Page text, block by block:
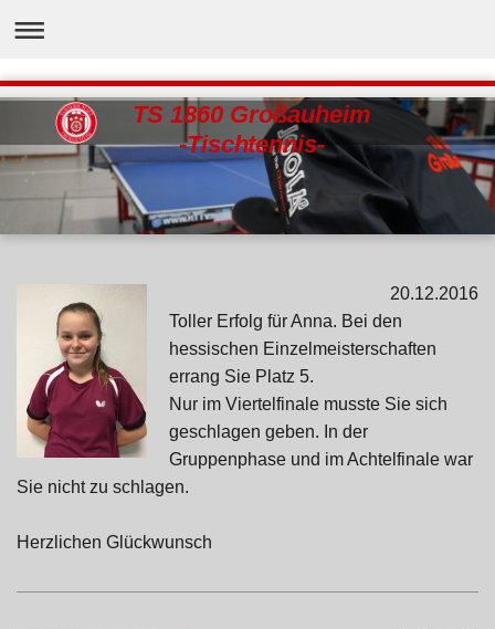
TS 1860 Großauheim
-Tischtennis-
20.12.2016
Toller Erfolg für Anna. Bei den
hessischen Einzelmeisterschaften
errang Sie Platz 5.
Nur im Viertelfinale musste Sie sich
geschlagen geben. In der
Gruppenphase und im Achtelfinale war
Sie nicht zu schlagen.
Herzlichen Glückwunsch